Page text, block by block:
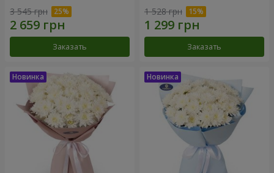
3 545 грн
Заказать
1 528 грн
Заказать